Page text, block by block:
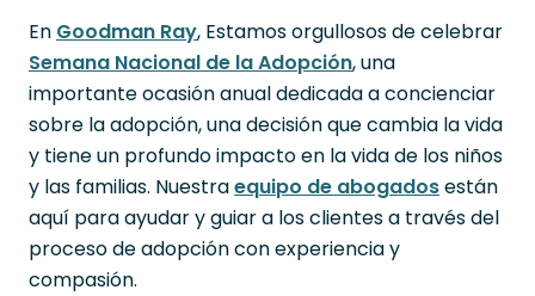
En Goodman Ray, Estamos orgullosos de celebrar
Semana Nacional de la Adopción, una
importante ocasión anual dedicada a concienciar
sobre la adopción, una decisión que cambia la vida
y tiene un profundo impacto en la vida de los niños
y las familias. Nuestraequipo de abogadosestán
aquí para ayudar y guiar a los clientes a través del
proceso de adopción con experiencia y
compasión.